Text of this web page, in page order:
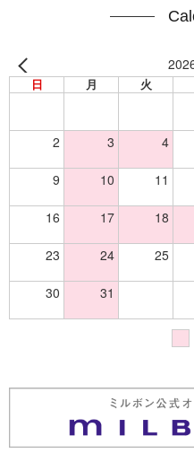
日 月 火
2 3 4
9 10 11
16 17 18
23 24 25
30 31